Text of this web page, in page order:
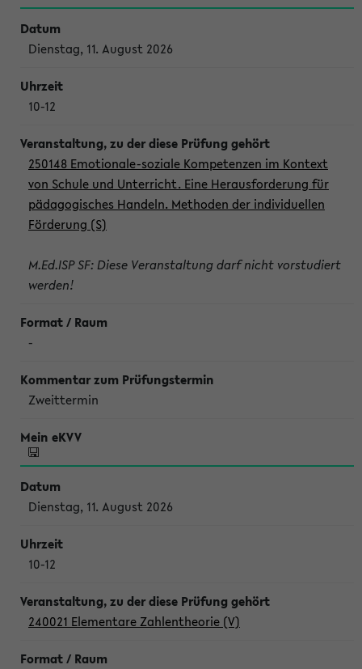
Dienstag, 11. August 2026
10-12
250148 Emotionale-soziale Kompetenzen im Kontext
von Schule und Unterricht. Eine Herausforderung für
pädagogisches Handeln. Methoden der individuellen
Förderung (S)
M.Ed.ISP SF: Diese Veranstaltung darf nicht vorstudiert
werden!
-
Zweittermin
Dienstag, 11. August 2026
10-12
240021 Elementare Zahlentheorie (V)